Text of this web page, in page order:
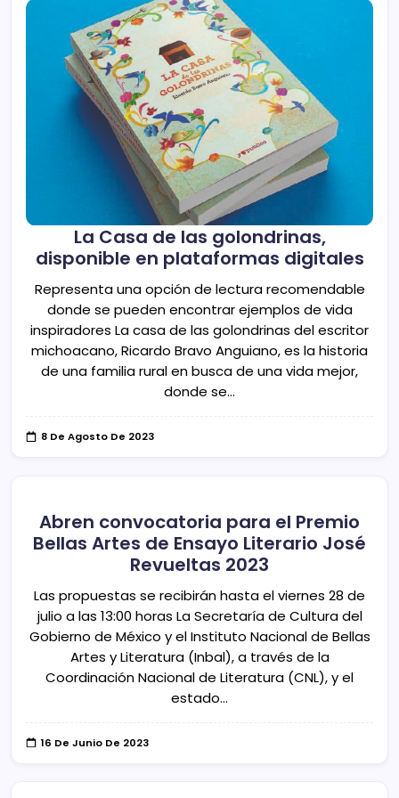
La Casa de las golondrinas,
disponible en plataformas digitales
Representa una opción de lectura recomendable
donde se pueden encontrar ejemplos de vida
inspiradores La casa de las golondrinas del escritor
michoacano, Ricardo Bravo Anguiano, es la historia
de una familia rural en busca de una vida mejor,
donde se…
8 De Agosto De 2023
Abren convocatoria para el Premio
Bellas Artes de Ensayo Literario José
Revueltas 2023
Las propuestas se recibirán hasta el viernes 28 de
julio a las 13:00 horas La Secretaría de Cultura del
Gobierno de México y el Instituto Nacional de Bellas
Artes y Literatura (Inbal), a través de la
Coordinación Nacional de Literatura (CNL), y el
estado…
16 De Junio De 2023